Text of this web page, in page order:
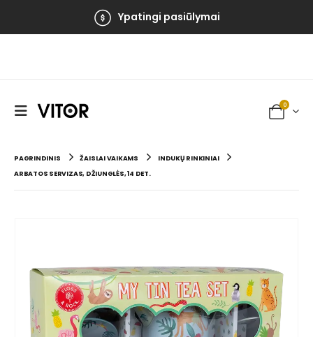
Ypatingi pasiūlymai
0
PAGRINDINIS ŽAISLAI VAIKAMS
INDUKŲ RINKINIAI
ARBATOS SERVIZAS, DŽIUNGLĖS, 14 DET.